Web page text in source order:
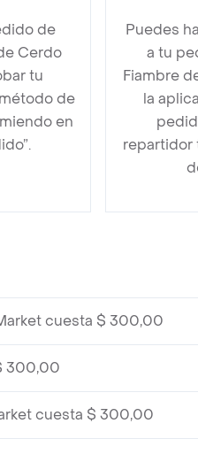
de
Cerdo
tu
de
en
Puedes
a tu
Fiambre
la
repartidor
cuesta $ 300,00
300,00
cuesta $ 300,00